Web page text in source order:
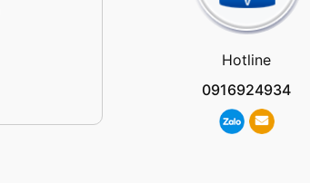
Hotline
0916924934